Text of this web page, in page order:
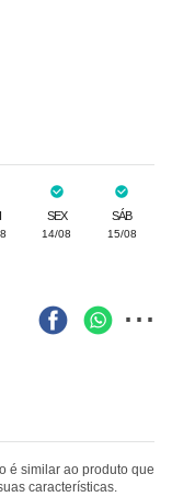
SEX
14/08
SÁB
15/08
...
é similar ao produto que
características.